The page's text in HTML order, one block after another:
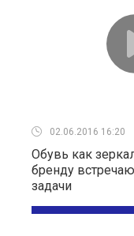
02.06.2016 16:20
Обувь как
бренду
задачи